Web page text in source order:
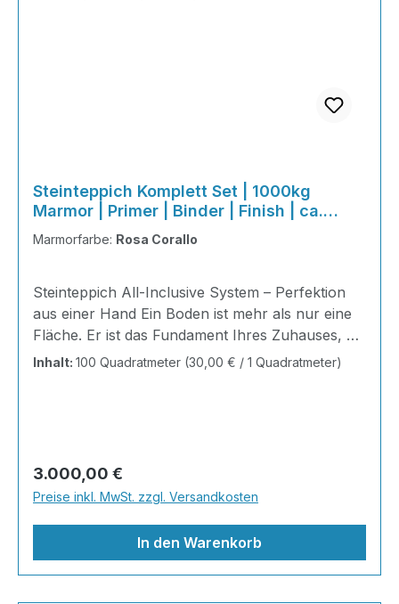
Steinteppich Komplett Set | 1000kg
Marmor | Primer | Binder | Finish | ca.
100m²
Marmorfarbe: Rosa Corallo
Steinteppich All-Inclusive System – Perfektion
aus einer Hand Ein Boden ist mehr als nur eine
Fläche. Er ist das Fundament Ihres Zuhauses, die
Bühne Ihres Alltags, die Basis für jedes Gefühl
kompromisslos hochwertig. Wohnraum-
Steinteppich aus echtem italienischen
Naturmarmor – pflegeleicht, farbecht und
individuell in der Gestaltung!
Inhalt: 100 Quadratmeter (30,00 € / 1 Quadratmeter)
Regulärer Preis:
3.000,00 €
Preise inkl. MwSt. zzgl. Versandkosten
In den Warenkorb